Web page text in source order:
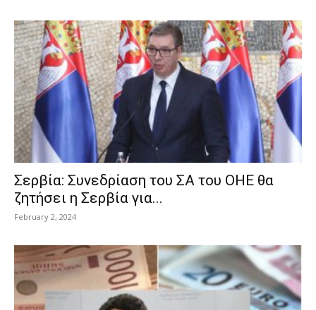
Σερβία: Συνεδρίαση του ΣΑ του ΟΗΕ θα
ζητήσει η Σερβία για...
February 2, 2024